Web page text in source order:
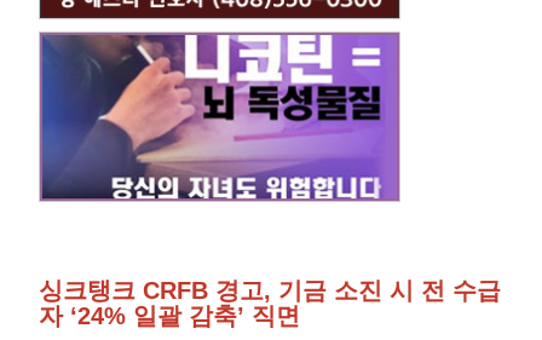
싱크탱크 CRFB 경고, 기금 소진 시 전 수급
자 ‘24% 일괄 감축’ 직면